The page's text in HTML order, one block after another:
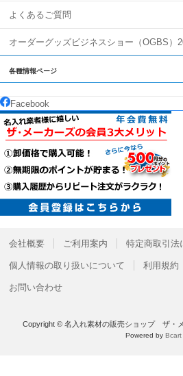
よくあるご質問
オーダーグッズビジネスショー（OGBS
各種情報ページ
Facebook
会社概要 ご利用案内 特定商取引法
個人情報の取り扱いについて 利用規約
お問い合わせ
Copyright © 名入れ素材の販売ショップ ザ・
Powered by Bcart